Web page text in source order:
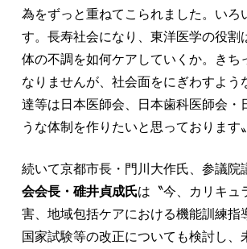
為をずっと重ねてこられました。い
す。長寿社会になり、東洋医学の役
体の不調を如何ケアしていくか。き
なりませんが、社会面をにぎわすよ
達等は日本医師会、日本歯科医師会
うな体制を作りたいと思っております
続いて京都市長・門川大作氏、参議院
会会長・碓井貞成氏は〝今、カリキュ
害、地域包括ケアにおける機能訓練指
国家試験等の改正についても検討し